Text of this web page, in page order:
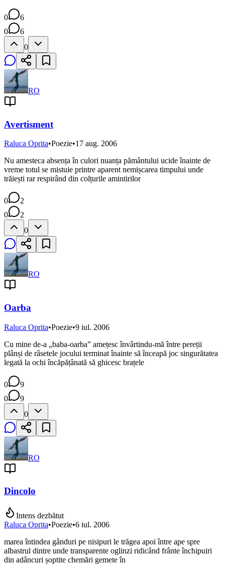
0
6
0
6
0
RO
Avertisment
Raluca Oprita•Poezie•17 aug. 2006
Nu amesteca absența în culori nuanța pământului ucide înainte de
vreme totul se mistuie printre aparent nemișcarea timpului unde
trăiești rar respirând din colțurile amintirilor
0
2
0
2
0
RO
Oarba
Raluca Oprita•Poezie•9 iul. 2006
Cu mine de-a „baba-oarba” amețesc învârtindu-mă între pereții
plânși de râsetele jocului terminat înainte să înceapă joc singurătatea
legată la ochi încăpățânată să ghicesc brațele
0
9
0
9
0
RO
Dincolo
Intens dezbătut
Raluca Oprita•Poezie•6 iul. 2006
marea întindea gânduri pe nisipuri le trăgea apoi între ape spre
albastrul dintre unde transparente oglinzi ridicând frânte închipuiri
din adâncuri șoptite chemări gemete în